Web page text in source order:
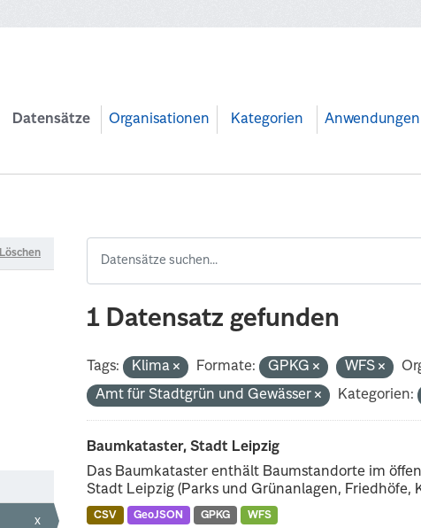
Datensätze Organisationen Kategorien Anwendungen
Löschen
x
1 Datensatz gefunden
Tags: Klima Formate: GPKG WFS
Amt für Stadtgrün und Gewässer
Kategorien:
Baumkataster, Stadt Leipzig
Das Baumkataster enthält Baumstandorte im
Stadt Leipzig (Parks und Grünanlagen, Friedhöfe,
CSV GeoJSON GPKG WFS